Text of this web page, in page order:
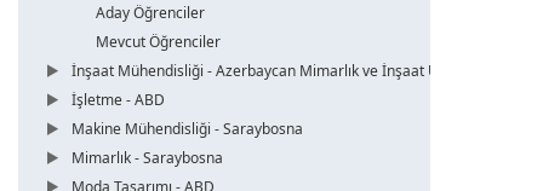
Aday Öğrenciler
Mevcut Öğrenciler
İnşaat Mühendisliği - Azerbaycan Mimarlık ve İnşaat Üni.
İşletme - ABD
Makine Mühendisliği - Saraybosna
Mimarlık - Saraybosna
Moda Tasarımı - ABD